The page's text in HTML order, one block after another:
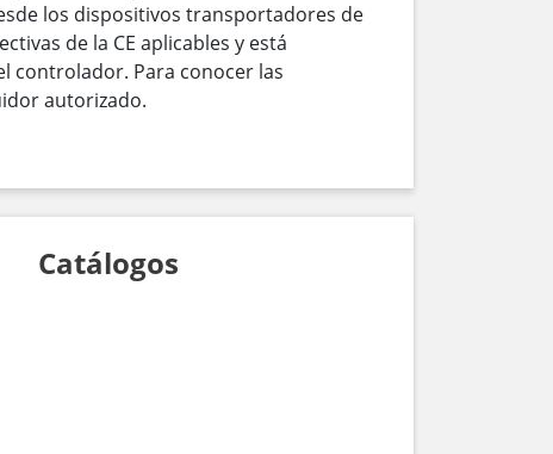
los dispositivos transportadores de
de la CE aplicables y está
controlador. Para conocer las
autorizado.
Catálogos